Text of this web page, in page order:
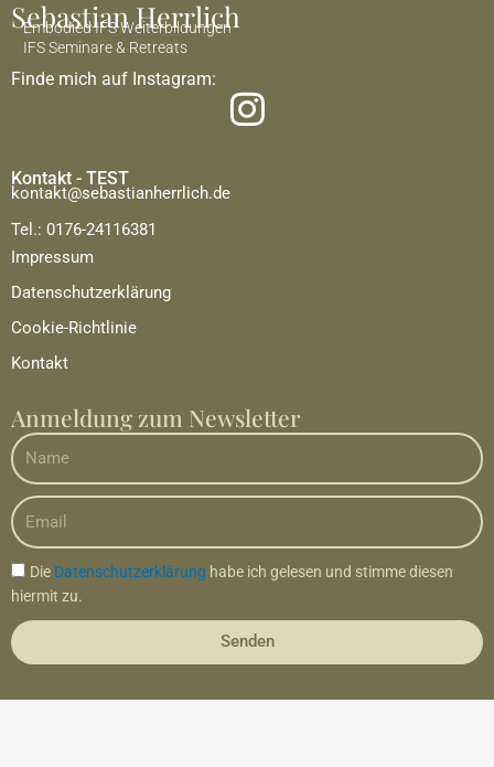
Sebastian Herrlich
Embodied IFS Weiterbildungen
IFS Seminare & Retreats
Finde mich auf Instagram:
I
m
Kontakt - TEST
kontakt@sebastianherrlich.de
Tel.: 0176-24116381
Impressum
Datenschutzerklärung
Cookie-Richtlinie
Kontakt
Anmeldung zum Newsletter
Name
Email
Datenschutz
Die Datenschutzerklärung habe ich gelesen und stimme diesen
hiermit zu.
Senden